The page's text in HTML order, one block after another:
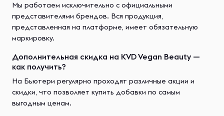
Мы работаем исключительно с официальными
представителями брендов. Вся продукция,
представленная на платформе, имеет обязательную
маркировку.
Дополнительная скидка на KVD Vegan Beauty —
как получить?
На Бьютери регулярно проходят различные акции и
скидки, что позволяет купить добавки по самым
выгодным ценам.